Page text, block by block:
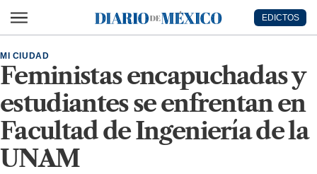
Diario de México
EDICTOS
Feministas encapuchadas y
estudiantes se enfrentan en
Facultad de Ingeniería de la
UNAM
MI CIUDAD